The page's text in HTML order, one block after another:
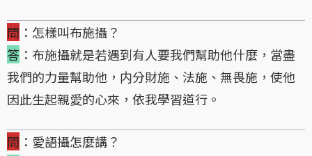
問 ：怎樣叫布施攝？
答 ：布施攝就是若遇到有人要我們幫助他什麼，當盡
我們的力量幫助他，内分財施、法施、無畏施，使他
因此生起親愛的心來，依我學習道行。
問 ：愛語攝怎麼講？